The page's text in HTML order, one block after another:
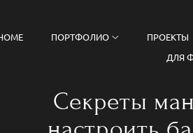
ПОРТФОЛИО ПРОЕКТЫ
ДЛЯ
Секреты